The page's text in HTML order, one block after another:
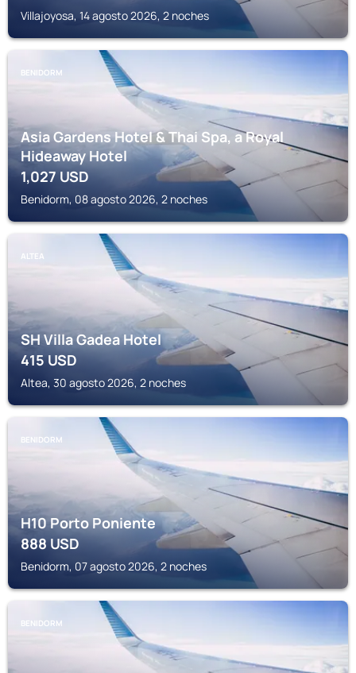
Villajoyosa, 14 agosto 2026, 2 noches
BENIDORM
Asia Gardens Hotel & Thai Spa, a Royal
Hideaway Hotel
1,027USD
Benidorm, 08 agosto 2026, 2 noches
ALTEA
SH Villa Gadea Hotel
415USD
Altea, 30 agosto 2026, 2 noches
BENIDORM
H10 Porto Poniente
888USD
Benidorm, 07 agosto 2026, 2 noches
BENIDORM